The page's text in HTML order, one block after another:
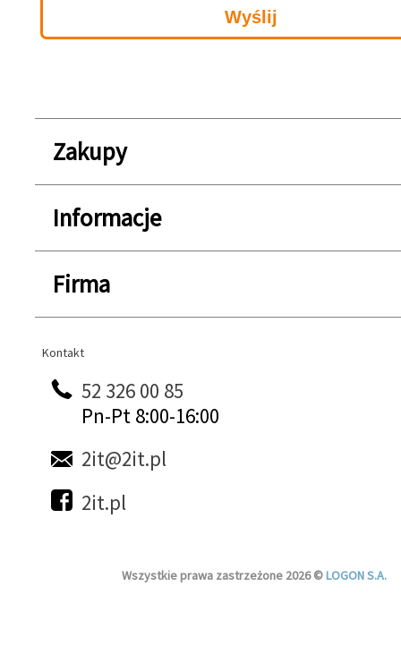
Zakupy
Informacje
Firma
Kontakt
Kontakt
52 326 00 85
Pn-Pt 8:00-16:00
2it@2it.pl
2it.pl
Wszystkie prawa zastrzeżone 2026 ©LOGON S.A.